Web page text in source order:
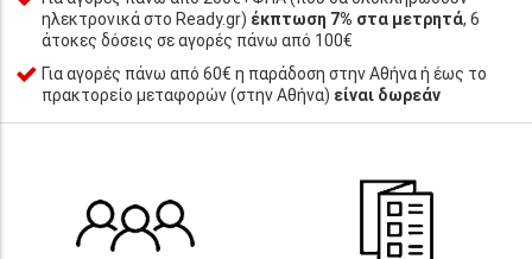
ηλεκτρονικά στο Ready.gr) έκπτωση 7% στα μετρητά, 6
άτοκες δόσεις σε αγορές πάνω από 100€
Για αγορές πάνω από 60€ η παράδοση στην Αθήνα ή έως το
πρακτορείο μεταφορών (στην Αθήνα) είναι δωρεάν